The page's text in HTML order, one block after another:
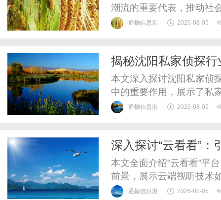
潮流的重要代表，推动社
通榆信息港 2026-08-05
揭秘沈阳私家侦探
本文深入探讨沈阳私家侦
中的重要作用，展示了私
通榆信息港 2026-08-05
深入探讨“云看看”
本文全面介绍“云看看”平
前景，展示云端视听技术
通榆信息港 2026-08-05